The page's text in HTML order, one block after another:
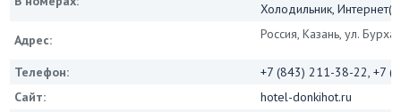
Холодильник,
Адрес:
Россия, Казань, ул.
Телефон:
+7 (843) 211-38-22, +7
Сайт:
hotel-donkihot.ru